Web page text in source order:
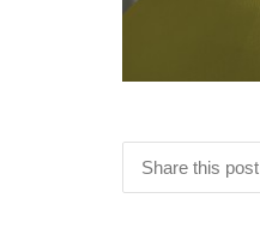
Share this post